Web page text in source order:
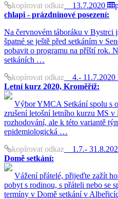
kopírovat odkaz 13.7.2020
chlapi - prázdninové posezení:
Na červnovém táboráku v Bystrci
špatné se ještě před setkáním v
pobavit o programu na příští rok.
setkáních …
kopírovat odkaz 4.- 11.7.2020
Letní kurz 2020, Kroměříž:
Výbor YMCA Setkání spolu s
zrušení letošní letního kurzu MS
rozhodování, ale k této variantě
epidemiologická …
kopírovat odkaz 1.7.-
Domě setkání:
Vážení přátelé, přijeďte zažít
pobyt s rodinou, s přáteli nebo se
termíny v Domě setkání v